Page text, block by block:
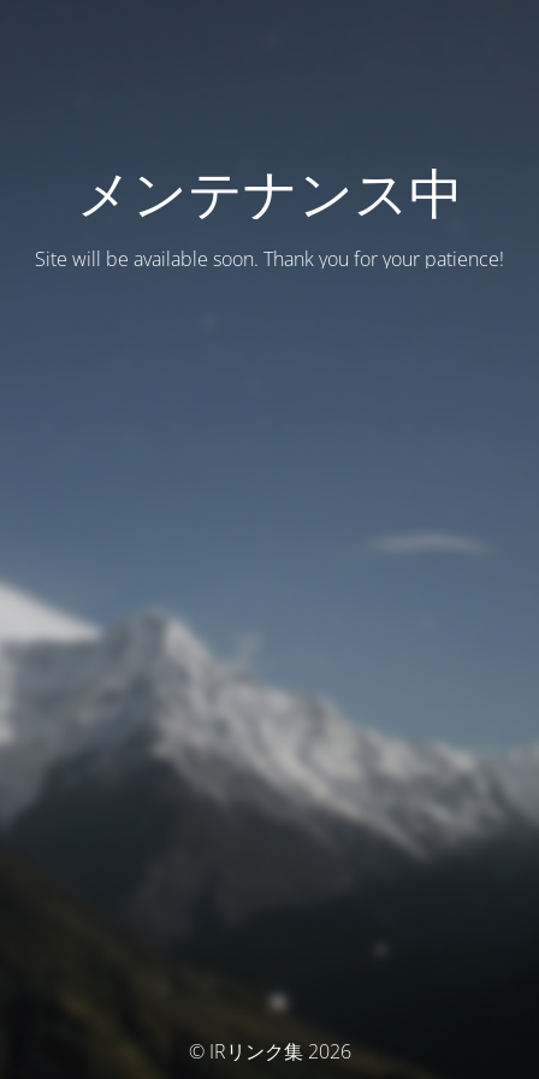
メンテナンス中
Site will be available soon. Thank you for your patience!
© IRリンク集 2026